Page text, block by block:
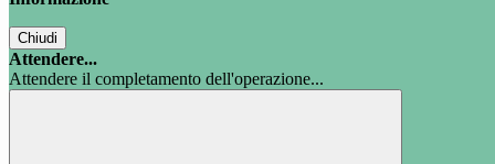
Chiudi
Attendere...
Attendere il completamento dell'operazione...